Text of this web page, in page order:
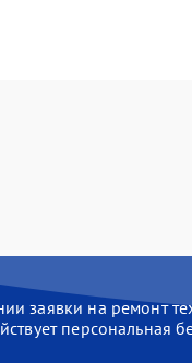
заявки на ремонт
персональная